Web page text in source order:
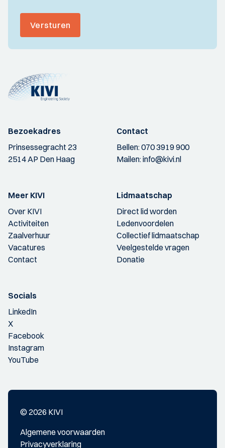
Versturen
Bezoekadres
Prinsessegracht 23
2514 AP Den Haag
Contact
Bellen:070 3919 900
Mailen:info@kivi.nl
Meer KIVI
Over KIVI
Activiteiten
Zaalverhuur
Vacatures
Contact
Lidmaatschap
Direct lid worden
Ledenvoordelen
Collectief lidmaatschap
Veelgestelde vragen
Donatie
Socials
LinkedIn
X
Facebook
Instagram
YouTube
© 2026 KIVI
Algemene voorwaarden
Privacyverklaring